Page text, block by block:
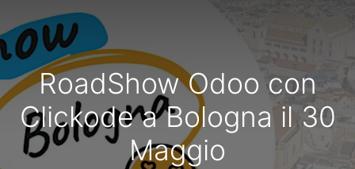
RoadShow Odoo con
Clickode a Bologna il 30
Maggio